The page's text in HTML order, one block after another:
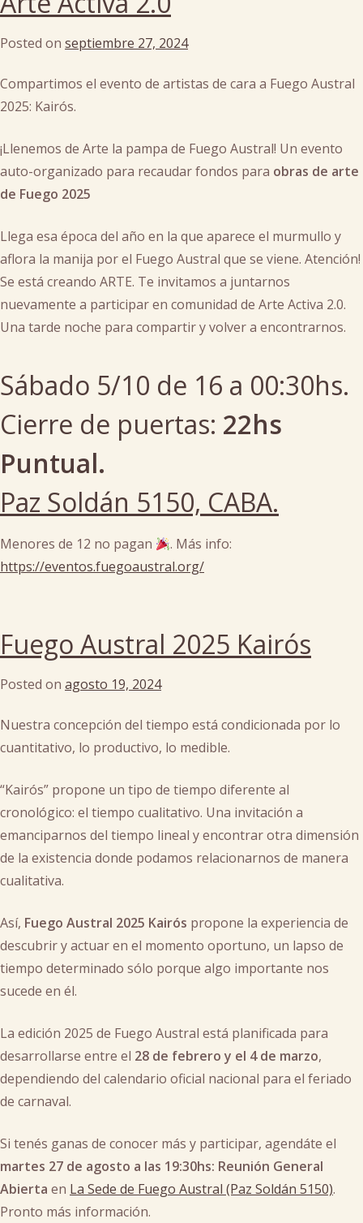
arte,
tematicos,
man,
templo
Posted on septiembre 27, 2024by
Compartimos el evento de artistas de cara a Fuego Austral
2025: Kairós.
¡Llenemos de Arte la pampa de Fuego Austral! Un evento
auto-organizado para recaudar fondos para obras de arte
de Fuego 2025
Llega esa época del año en la que aparece el murmullo y
aflora la manija por el Fuego Austral que se viene. Atención!
Se está creando ARTE. Te invitamos a juntarnos
nuevamente a participar en comunidad de Arte Activa 2.0.
Una tarde noche para compartir y volver a encontrarnos.
Sábado 5/10 de 16 a 00:30hs.
Cierre de puertas: 22hs
Puntual.
Paz Soldán 5150, CABA.
Menores de 12 no pagan
. Más info:
https://eventos.fuegoaustral.org/
arte
cultura
Fuego Austral 2025 Kairós
Posted on agosto 19, 2024by
Nuestra concepción del tiempo está condicionada por lo
cuantitativo, lo productivo, lo medible.
“Kairós” propone un tipo de tiempo diferente al
cronológico: el tiempo cualitativo. Una invitación a
emanciparnos del tiempo lineal y encontrar otra dimensión
de la existencia donde podamos relacionarnos de manera
cualitativa.
Así, Fuego Austral 2025 Kairós propone la experiencia de
descubrir y actuar en el momento oportuno, un lapso de
tiempo determinado sólo porque algo importante nos
sucede en él.
La edición 2025 de Fuego Austral está planificada para
desarrollarse entre el 28 de febrero y el 4 de marzo,
dependiendo del calendario oficial nacional para el feriado
de carnaval.
Si tenés ganas de conocer más y participar, agendáte el
martes 27 de agosto a las 19:30hs: Reunión General
Abierta en La Sede de Fuego Austral (Paz Soldán 5150).
Pronto más información.